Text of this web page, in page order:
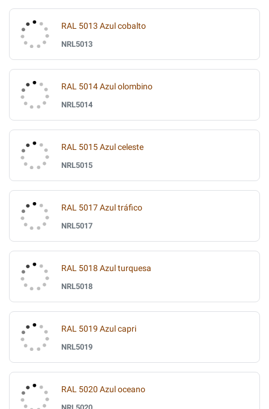
RAL 5013 Azul cobalto
NRL5013
RAL 5014 Azul olombino
NRL5014
RAL 5015 Azul celeste
NRL5015
RAL 5017 Azul tráfico
NRL5017
RAL 5018 Azul turquesa
NRL5018
RAL 5019 Azul capri
NRL5019
RAL 5020 Azul oceano
NRL5020